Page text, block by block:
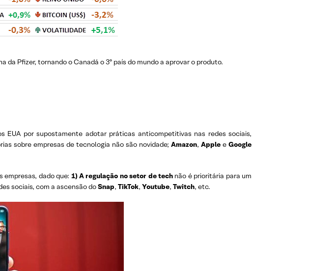
Pfizer, tornando o Canadá o 3º país do mundo a aprovar o produto.
EUA por supostamente adotar práticas anticompetitivas nas redes sociais,
sobre empresas de tecnologia não são novidade; Amazon, AppleeGoogle
empresas, dado que: 1) A regulação no setor de technão é prioritária para um
sociais, com a ascensão doSnap, TikTok, Youtube, Twitch, etc.